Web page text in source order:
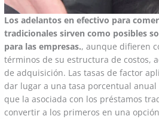
Los adelantos en efectivo para
tradicionales sirven como posibles
para las empresas., aunque difieren
términos de su estructura de costos,
de adquisición. Las tasas de factor
dar lugar a una tasa porcentual
que la asociada con los préstamos
convertir a los primeros en una